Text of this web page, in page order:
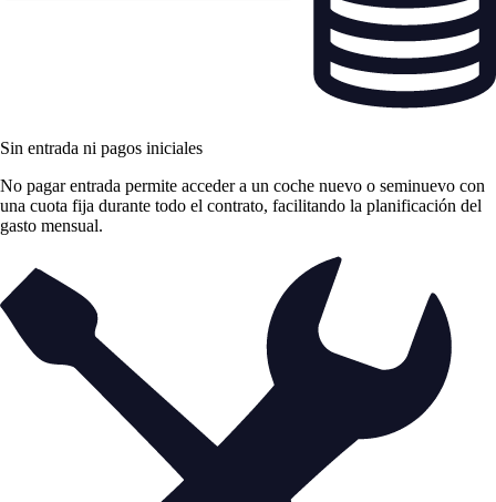
Sin entrada ni pagos iniciales
No pagar entrada permite acceder a un coche nuevo o seminuevo con
una cuota fija durante todo el contrato, facilitando la planificación del
gasto mensual.